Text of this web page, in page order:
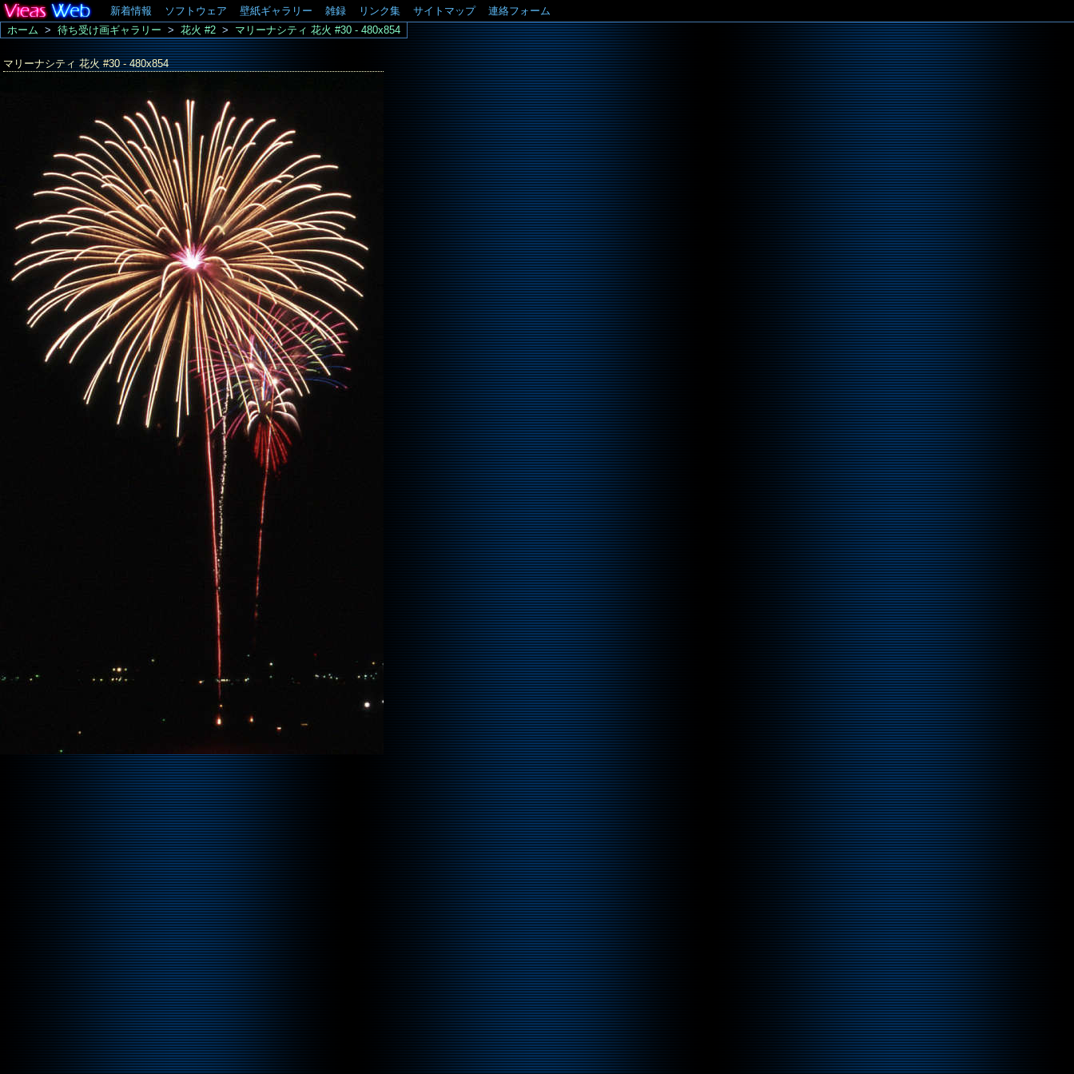
新着情報 ソフトウェア 壁紙ギャラリー 雑録 リンク集 サイトマップ 連絡フォーム
マリーナシティ 花火 #30 - 480x854
ホーム > 待ち受け画ギャラリー > 花火 #2 > マリーナシティ 花火 #30 - 480x854